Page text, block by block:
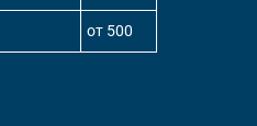
от 500